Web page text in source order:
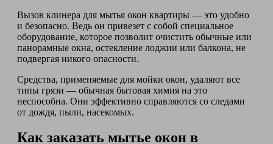
Вызов клинера для мытья окон квартиры — это удобно
и безопасно. Ведь он привезет с собой специальное
оборудование, которое позволит очистить обычные или
панорамные окна, остекление лоджии или балкона, не
подвергая никого опасности.
Средства, применяемые для мойки окон, удаляют все
типы грязи — обычная бытовая химия на это
неспособна. Они эффективно справляются со следами
от дождя, пыли, насекомых.
Как заказать мытье окон в